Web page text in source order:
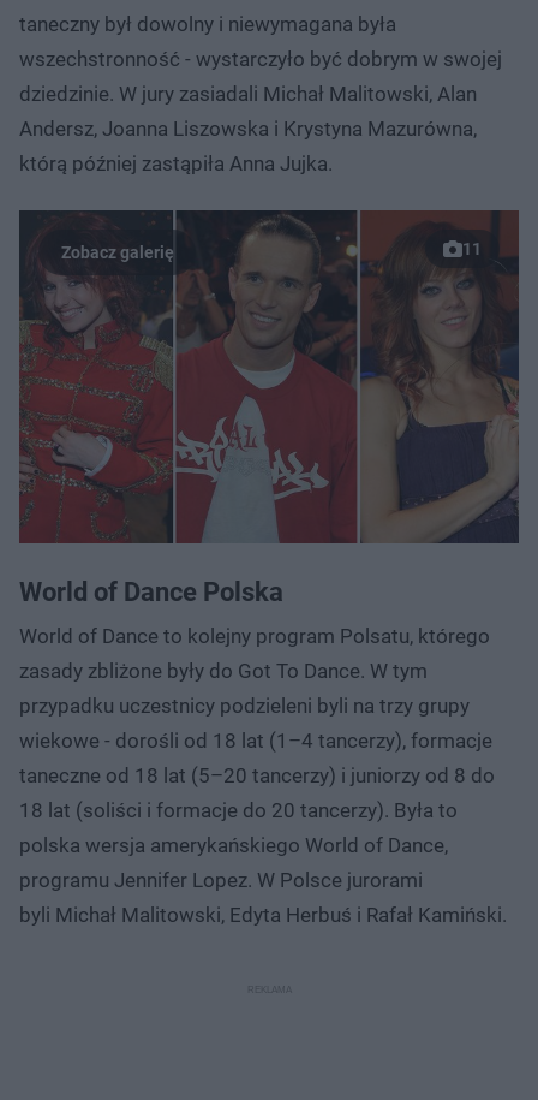
taneczny był dowolny i niewymagana była
wszechstronność - wystarczyło być dobrym w swojej
dziedzinie. W jury zasiadali Michał Malitowski, Alan
Andersz, Joanna Liszowska i Krystyna Mazurówna,
którą później zastąpiła Anna Jujka.
11
World of Dance Polska
World of Dance to kolejny program Polsatu, którego
zasady zbliżone były do Got To Dance. W tym
przypadku uczestnicy podzieleni byli na trzy grupy
wiekowe - dorośli od 18 lat (1–4 tancerzy), formacje
taneczne od 18 lat (5–20 tancerzy) i juniorzy od 8 do
18 lat (soliści i formacje do 20 tancerzy). Była to
polska wersja amerykańskiego World of Dance,
programu Jennifer Lopez. W Polsce jurorami
byli Michał Malitowski, Edyta Herbuś i Rafał Kamiński.